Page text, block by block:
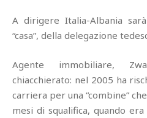
A dirigere Italia-Albania
“casa”, della delegazione
Agente immobiliare,
chiacchierato: nel 2005 ha
carriera per una “combine”
mesi di squalifica, quando